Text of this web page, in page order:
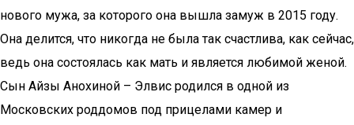
нового мужа, за которого она вышла замуж в 2015 году.
Она делится, что никогда не была так счастлива, как сейчас,
ведь она состоялась как мать и является любимой женой.
Сын Айзы Анохиной – Элвис родился в одной из
Московских роддомов под прицелами камер и